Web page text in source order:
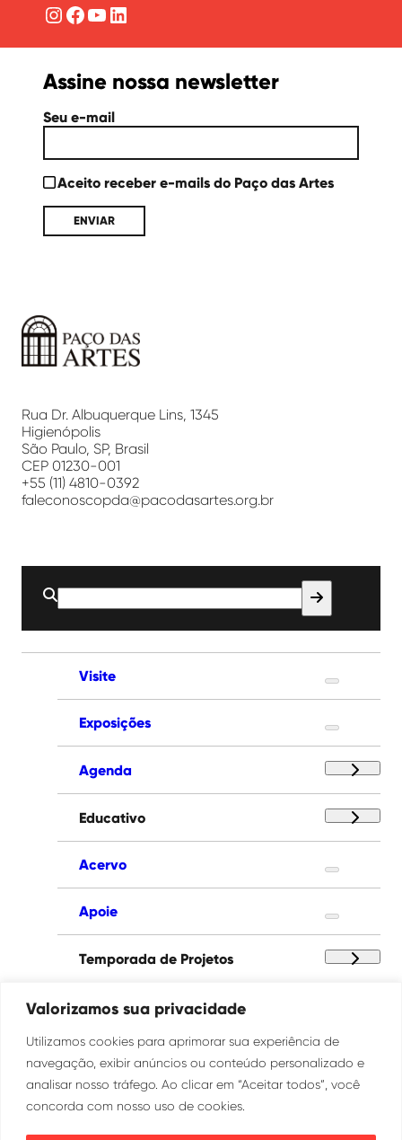
Valorizamos sua privacidade
Utilizamos cookies para aprimorar sua experiência de
navegação, exibir anúncios ou conteúdo personalizado e
analisar nosso tráfego. Ao clicar em “Aceitar todos”, você
concorda com nosso uso de cookies.
Instagram
Facebook
YouTube
LinkedIn
Assine nossa newsletter
Seu e-mail
Aceito receber e-mails do Paço das Artes
Artes
Rua Dr. Albuquerque Lins, 1345
Higienópolis
São Paulo, SP, Brasil
CEP 01230-001
+55 (11) 4810-0392
faleconoscopda@pacodasartes.org.br
Buscar
por:
Visite
Exposições
Agenda
Educativo
Acervo
Apoie
Temporada de Projetos
Paço das Artes
Institucional